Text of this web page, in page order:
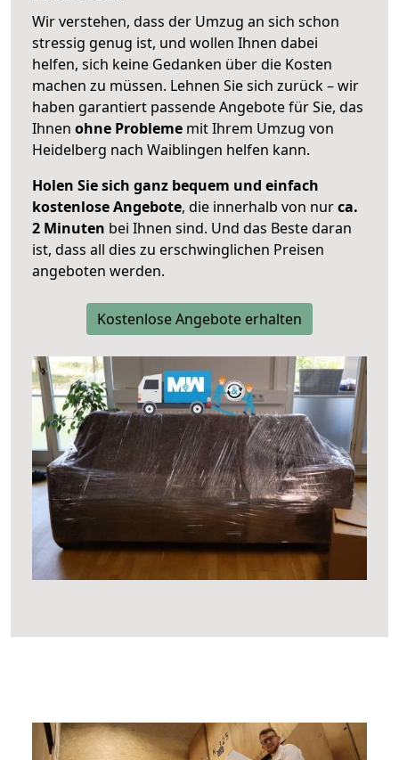
Wir verstehen, dass der Umzug an sich schon
stressig genug ist, und wollen Ihnen dabei
helfen, sich keine Gedanken über die Kosten
machen zu müssen. Lehnen Sie sich zurück – wir
haben garantiert passende Angebote für Sie, das
Ihnen ohne Probleme mit Ihrem Umzug von
Heidelberg nach Waiblingen helfen kann.
Holen Sie sich ganz bequem und einfach
kostenlose Angebote, die innerhalb von nurca.
2 Minuten bei Ihnen sind. Und das Beste daran
ist, dass all dies zu erschwinglichen Preisen
angeboten werden.
Kostenlose Angebote erhalten